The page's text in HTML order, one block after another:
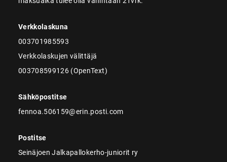
Verkkolaskuna
003701985593
Verkkolaskujen välittäjä
003708599126 (OpenText)
Sähköpostitse
fennoa.506159@erin.posti.com
Postitse
Seinäjoen Jalkapallokerho-juniorit ry